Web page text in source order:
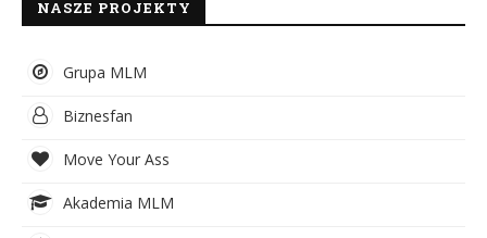
NASZE PROJEKTY
Grupa MLM
Biznesfan
Move Your Ass
Akademia MLM